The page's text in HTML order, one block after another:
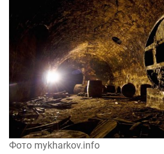
Фото mykharkov.info